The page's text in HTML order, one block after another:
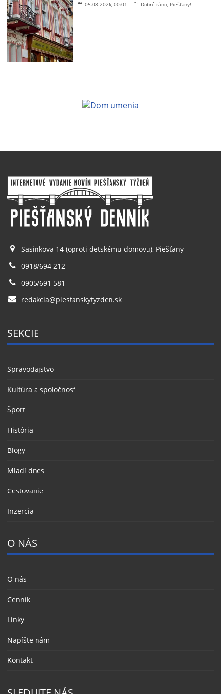
05.08.2026, 00:01 Dobré ráno, Piešťany!
Sasinkova 14 (oproti detskému domovu), Piešťany
0918/694 212
0905/691 581
redakcia@piestanskytyzden.sk
SEKCIE
Spravodajstvo
Kultúra a spoločnosť
Šport
História
Blogy
Mladí dnes
Cestovanie
Inzercia
O NÁS
O nás
Cenník
Linky
Napíšte nám
Kontakt